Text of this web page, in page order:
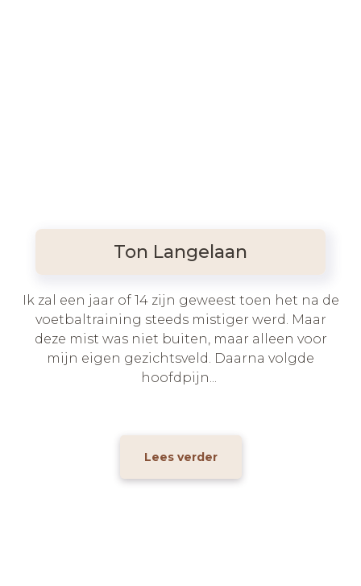
Ton Langelaan
Ik zal een jaar of 14 zijn geweest toen het na de
voetbaltraining steeds mistiger werd. Maar
deze mist was niet buiten, maar alleen voor
mijn eigen gezichtsveld. Daarna volgde
hoofdpijn...
Lees verder